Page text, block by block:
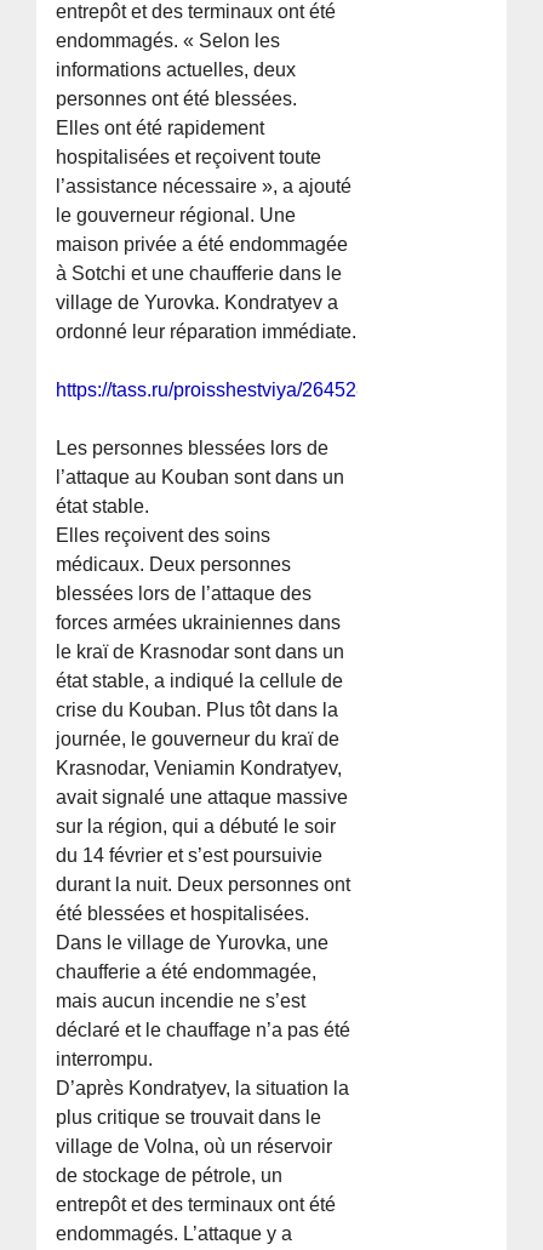
entrepôt et des terminaux ont été
endommagés. « Selon les
informations actuelles, deux
personnes ont été blessées.
Elles ont été rapidement
hospitalisées et reçoivent toute
l’assistance nécessaire », a ajouté
le gouverneur régional. Une
maison privée a été endommagée
à Sotchi et une chaufferie dans le
village de Yurovka. Kondratyev a
ordonné leur réparation immédiate.
https://tass.ru/proisshestviya/26452847
Les personnes blessées lors de
l’attaque au Kouban sont dans un
état stable.
Elles reçoivent des soins
médicaux. Deux personnes
blessées lors de l’attaque des
forces armées ukrainiennes dans
le kraï de Krasnodar sont dans un
état stable, a indiqué la cellule de
crise du Kouban. Plus tôt dans la
journée, le gouverneur du kraï de
Krasnodar, Veniamin Kondratyev,
avait signalé une attaque massive
sur la région, qui a débuté le soir
du 14 février et s’est poursuivie
durant la nuit. Deux personnes ont
été blessées et hospitalisées.
Dans le village de Yurovka, une
chaufferie a été endommagée,
mais aucun incendie ne s’est
déclaré et le chauffage n’a pas été
interrompu.
D’après Kondratyev, la situation la
plus critique se trouvait dans le
village de Volna, où un réservoir
de stockage de pétrole, un
entrepôt et des terminaux ont été
endommagés. L’attaque y a